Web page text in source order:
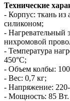
Технические
- Корпус: ткань из
силиконом;
- Нагревательный
нихромовой
- Температура
450°С;
- Объем колбы:
- Вес: 0,7 кг;
- Напряжение:
- Мощность: 85 Вт.